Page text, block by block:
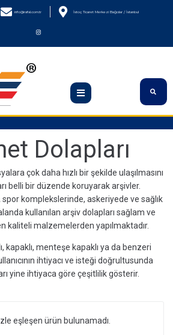
info@rafal.com.tr İstoç Ticaret Merkezi Bağcılar / İstanbul
Dolapları
çok daha hızlı bir şekilde ulaşılmasını
belli bir düzende koruyarak arşivler.
komplekslerinde, askeriyede ve sağlık
kullanılan arşiv dolapları sağlam ve
kaliteli malzemelerden yapılmaktadır.
kapaklı, menteşe kapaklı ya da benzeri
ihtiyacı ve isteği doğrultusunda
yine ihtiyaca göre çeşitlilik gösterir.
eşleşen ürün bulunamadı.